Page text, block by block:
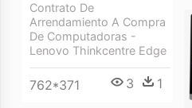
Contrato De
Arrendamiento A Compra
De Computadoras -
Lenovo Thinkcentre Edge
762*371 3 1